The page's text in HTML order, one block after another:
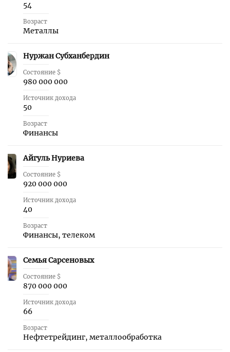
54
Возраст
Металлы
6 Нуржан Субханбердин
Состояние $
980 000 000
Источник дохода
50
Возраст
Финансы
7 Айгуль Нуриева
Состояние $
920 000 000
Источник дохода
40
Возраст
Финансы, телеком
8 Семья Сарсеновых
Состояние $
870 000 000
Источник дохода
66
Возраст
Нефтетрейдинг, металлообработка